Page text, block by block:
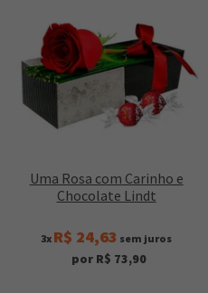
Uma Rosa com Carinho e
Chocolate Lindt
3x R$ 24,63 sem juros
por R$ 73,90